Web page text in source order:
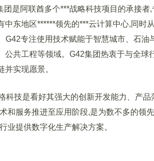
阿联酋多个***战略科技项目的承接者,
中东地区******领先的***云计算中心,同时
G42专注使用技术赋能于智慧城市、石油
公共工程等领域。G42集团热衷于与全球
实现愿景。
技是看好其强大的创新开发能力、产品
和服务推进至应用阶段,是为数不多的领
业提供数字化生产解决方案。